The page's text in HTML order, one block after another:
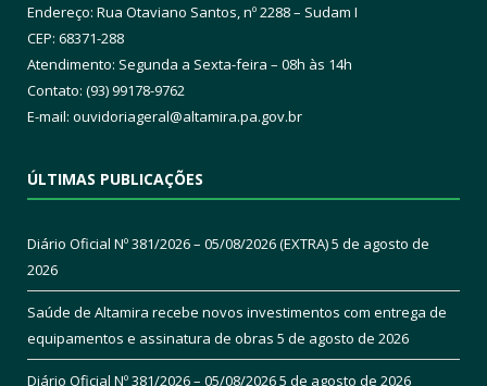
Endereço: Rua Otaviano Santos, nº 2288 – Sudam I
CEP: 68371-288
Atendimento: Segunda a Sexta-feira – 08h às 14h
Contato: (93) 99178-9762
E-mail: ouvidoriageral@altamira.pa.gov.br
ÚLTIMAS PUBLICAÇÕES
Diário Oficial Nº 381/2026 – 05/08/2026 (EXTRA)5 de agosto de
2026
Saúde de Altamira recebe novos investimentos com entrega de
equipamentos e assinatura de obras 5 de agosto de 2026
Diário Oficial Nº 381/2026 – 05/08/20265 de agosto de 2026